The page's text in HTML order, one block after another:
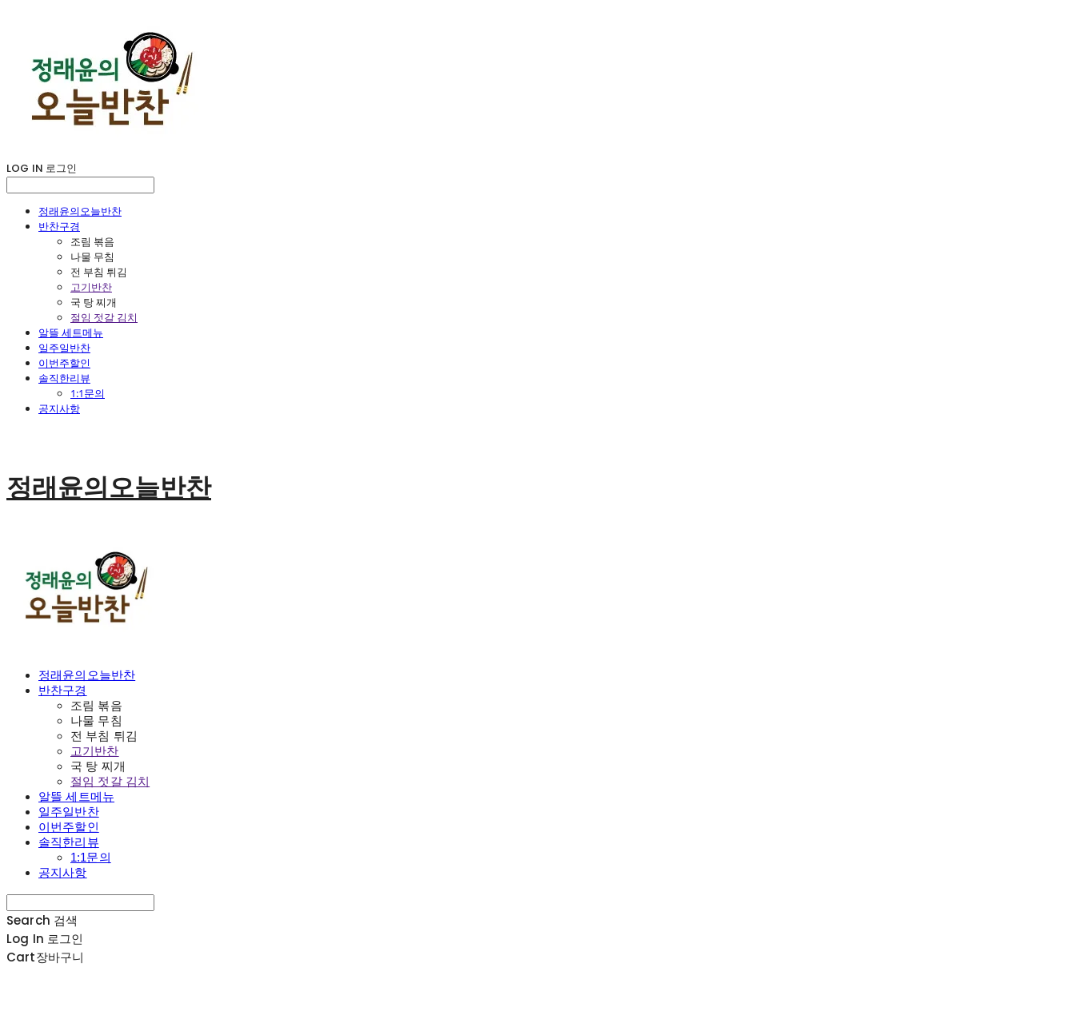
LOG IN 로그인
정래윤의오늘반찬
반찬구경
조림 볶음
나물 무침
전 부침 튀김
고기반찬
국 탕 찌개
절임 젓갈 김치
알뜰 세트메뉴
일주일반찬
이번주할인
솔직한리뷰
1:1문의
공지사항
정래윤의오늘반찬
정래윤의오늘반찬
반찬구경
조림 볶음
나물 무침
전 부침 튀김
고기반찬
국 탕 찌개
절임 젓갈 김치
알뜰 세트메뉴
일주일반찬
이번주할인
솔직한리뷰
1:1문의
공지사항
Search 검색
Log In 로그인
Cart장바구니